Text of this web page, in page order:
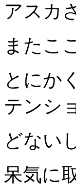
アスカ
またこ
とにか
テンシ
どない
呆気に